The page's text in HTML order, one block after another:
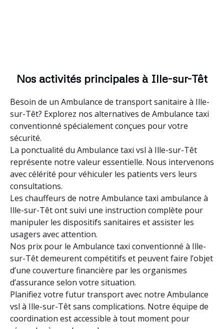
Nos activités principales à Ille-sur-Têt
Besoin de un Ambulance de transport sanitaire à Ille-
sur-Têt? Explorez nos alternatives de Ambulance taxi
conventionné spécialement conçues pour votre
sécurité.
La ponctualité du Ambulance taxi vsl à Ille-sur-Têt
représente notre valeur essentielle. Nous intervenons
avec célérité pour véhiculer les patients vers leurs
consultations.
Les chauffeurs de notre Ambulance taxi ambulance à
Ille-sur-Têt ont suivi une instruction complète pour
manipuler les dispositifs sanitaires et assister les
usagers avec attention.
Nos prix pour le Ambulance taxi conventionné à Ille-
sur-Têt demeurent compétitifs et peuvent faire l’objet
d’une couverture financière par les organismes
d’assurance selon votre situation.
Planifiez votre futur transport avec notre Ambulance
vsl à Ille-sur-Têt sans complications. Notre équipe de
coordination est accessible à tout moment pour